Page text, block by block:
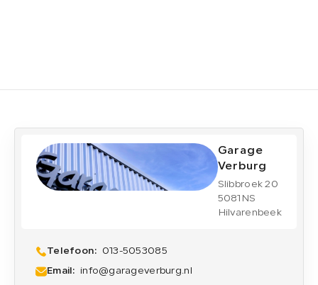
Garage
Verburg
Slibbroek 20
5081NS
Hilvarenbeek
Telefoon: 013-5053085
Email: info@garageverburg.nl